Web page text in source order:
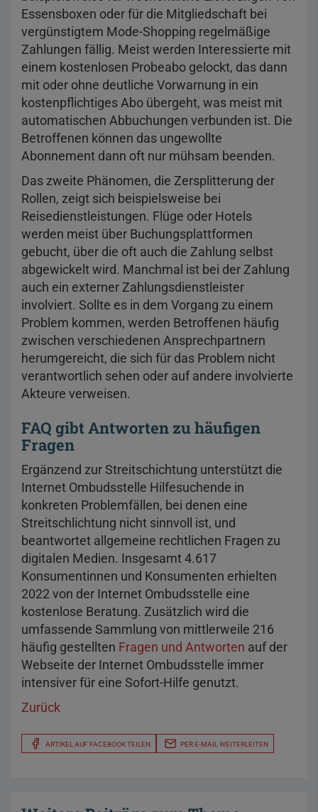
Essensboxen oder für die Mitgliedschaft bei
vergünstigtem Mode-Shopping regelmäßige
Zahlungen fällig. Meist werden Interessierte mit
einem kostenlosen Probeabo gelockt, das dann
mit oder ohne deutliche Vorwarnung in ein
kostenpflichtiges Abo übergeht, was meist mit
automatischen Abbuchungen verbunden ist. Die
Betroffenen können das ungewollte
Abonnement dann oft nur mühsam beenden.
Das zweite Phänomen, die Zersplitterung der
Rollen, zeigt sich beispielsweise bei
Reisedienstleistungen. Flüge oder Hotels
werden meist über Buchungsplattformen
gebucht, über die oft auch die Zahlung selbst
abgewickelt wird. Manchmal ist bei der Zahlung
auch ein externer Zahlungsdienstleister
involviert. Sollte es in dem Vorgang zu einem
Problem kommen, werden Betroffenen häufig
zwischen verschiedenen Ansprechpartnern
herumgereicht, die sich für das Problem nicht
verantwortlich sehen oder auf andere involvierte
Akteure verweisen.
FAQ gibt Antworten zu häufigen
Fragen
Ergänzend zur Streitschichtung unterstützt die
Internet Ombudsstelle Hilfesuchende in
konkreten Problemfällen, bei denen eine
Streitschlichtung nicht sinnvoll ist, und
beantwortet allgemeine rechtlichen Fragen zu
digitalen Medien. Insgesamt 4.617
Konsumentinnen und Konsumenten erhielten
2022 von der Internet Ombudsstelle eine
kostenlose Beratung. Zusätzlich wird die
umfassende Sammlung von mittlerweile 216
häufig gestellten Fragen und Antworten auf der
Webseite der Internet Ombudsstelle immer
intensiver für eine Sofort-Hilfe genutzt.
Zurück
ARTIKEL AUF FACEBOOK TEILEN PER E-MAIL WEITERLEITEN